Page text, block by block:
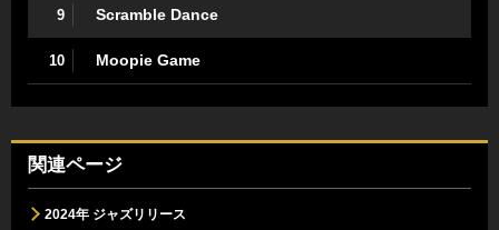
9 Scramble Dance
10 Moopie Game
関連ページ
2024年 ジャズリリース